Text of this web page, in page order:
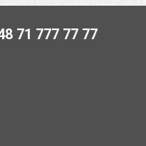
Florczak
71 777 77 77